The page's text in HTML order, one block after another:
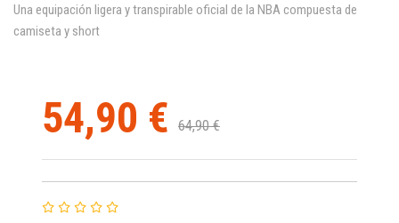
Una equipación ligera y transpirable oficial de la NBA compuesta de
camiseta y short
54,90 € 64,90 €